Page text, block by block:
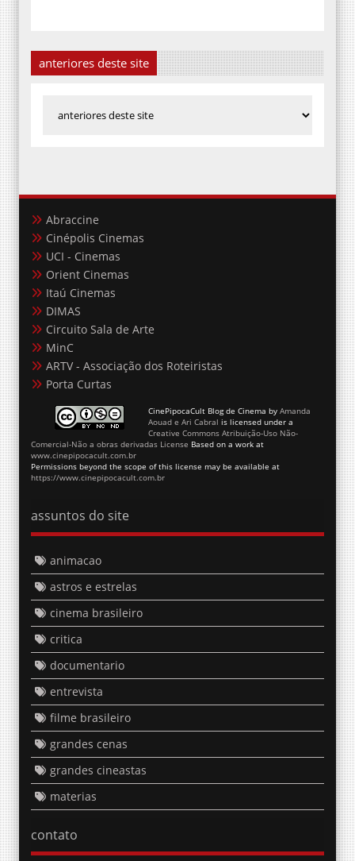
anteriores deste site
Abraccine
Cinépolis Cinemas
UCI - Cinemas
Orient Cinemas
Itaú Cinemas
DIMAS
Circuito Sala de Arte
MinC
ARTV - Associação dos Roteiristas
Porta Curtas
CinePipocaCult Blog de Cinema by Amanda
Aouad e Ari Cabral is licensed under a
Creative Commons Atribuição-Uso Não-
Comercial-Não a obras derivadas License Based on a work at
www.cinepipocacult.com.br
Permissions beyond the scope of this license may be available at
https://www.cinepipocacult.com.br
assuntos do site
animacao
astros e estrelas
cinema brasileiro
critica
documentario
entrevista
filme brasileiro
grandes cenas
grandes cineastas
materias
contato